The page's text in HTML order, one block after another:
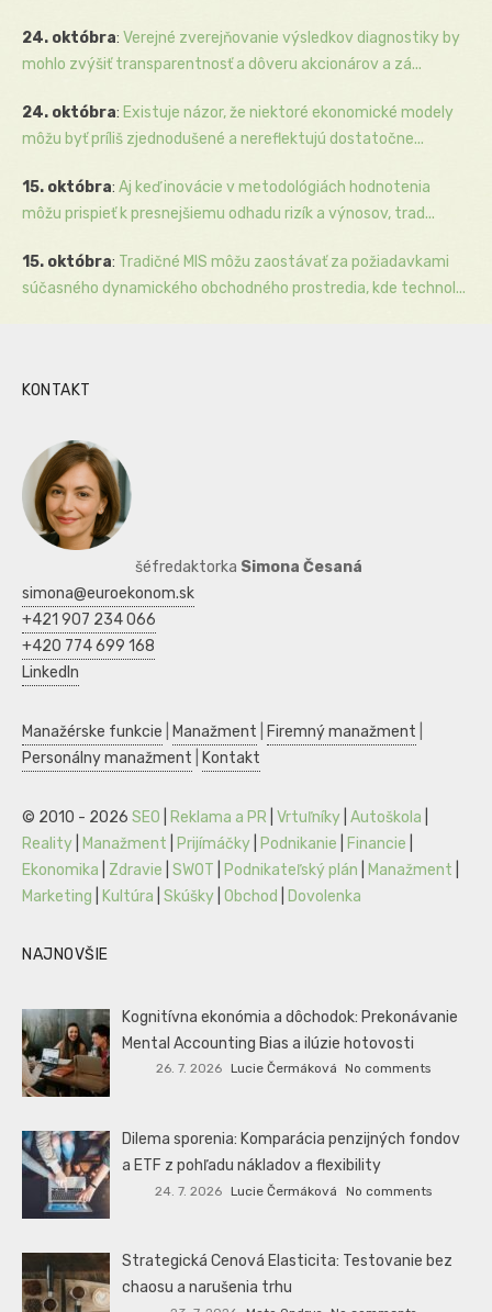
24. októbra: Verejné zverejňovanie výsledkov diagnostiky by
mohlo zvýšiť transparentnosť a dôveru akcionárov a zá...
24. októbra: Existuje názor, že niektoré ekonomické modely
môžu byť príliš zjednodušené a nereflektujú dostatočne...
15. októbra: Aj keď inovácie v metodológiách hodnotenia
môžu prispieť k presnejšiemu odhadu rizík a výnosov, trad...
15. októbra: Tradičné MIS môžu zaostávať za požiadavkami
súčasného dynamického obchodného prostredia, kde technol...
KONTAKT
šéfredaktorka Simona Česaná
simona@euroekonom.sk
+421 907 234 066
+420 774 699 168
LinkedIn
Manažérske funkcie Manažment Firemný manažment
Personálny manažment
Kontakt
© 2010 - 2026 SEO Reklama a PR Vrtuľníky Autoškola
Reality
Manažment Prijímáčky Podnikanie Financie
Ekonomika
Zdravie SWOT Podnikateľský plán Manažment
Marketing
Kultúra Skúšky Obchod Dovolenka
NAJNOVŠIE
Kognitívna ekonómia a dôchodok: Prekonávanie
Mental Accounting Bias a ilúzie hotovosti
26. 7. 2026 Lucie Čermáková No comments
Dilema sporenia: Komparácia penzijných fondov
a ETF z pohľadu nákladov a flexibility
24. 7. 2026 Lucie Čermáková No comments
Strategická Cenová Elasticita: Testovanie bez
chaosu a narušenia trhu